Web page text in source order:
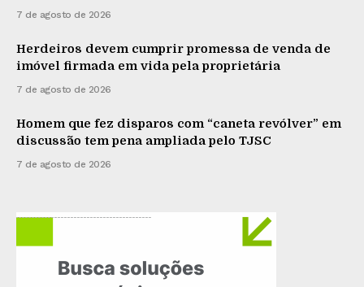
7 de agosto de 2026
Herdeiros devem cumprir promessa de venda de
imóvel firmada em vida pela proprietária
7 de agosto de 2026
Homem que fez disparos com “caneta revólver” em
discussão tem pena ampliada pelo TJSC
7 de agosto de 2026